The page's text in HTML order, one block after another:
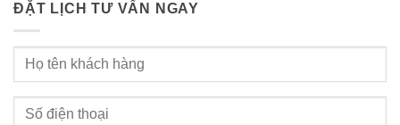
ĐẶT LỊCH TƯ VẤN NGAY